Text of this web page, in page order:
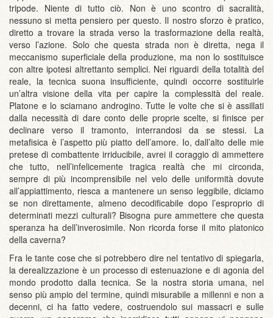
tripode. Niente di tutto ciò. Non è uno scontro di sacralità,
nessuno si metta pensiero per questo. Il nostro sforzo è pratico,
diretto a trovare la strada verso la trasformazione della realtà,
verso l’azione. Solo che questa strada non è diretta, nega il
meccanismo superficiale della produzione, ma non lo sostituisce
con altre ipotesi altrettanto semplici. Nei riguardi della totalità del
reale, la tecnica suona insufficiente, quindi occorre sostituirle
un’altra visione della vita per capire la complessità del reale.
Platone e lo sciamano androgino. Tutte le volte che si è assillati
dalla necessità di dare conto delle proprie scelte, si finisce per
declinare verso il tramonto, interrandosi da se stessi. La
metafisica è l’aspetto più piatto dell’amore. Io, dall’alto delle mie
pretese di combattente irriducibile, avrei il coraggio di ammettere
che tutto, nell’infelicemente tragica realtà che mi circonda,
sempre di più incomprensibile nel velo delle uniformità dovute
all’appiattimento, riesca a mantenere un senso leggibile, diciamo
se non direttamente, almeno decodificabile dopo l’esproprio di
determinati mezzi culturali? Bisogna pure ammettere che questa
speranza ha dell’inverosimile. Non ricorda forse il mito platonico
della caverna?
Fra le tante cose che si potrebbero dire nel tentativo di spiegarla,
la derealizzazione è un processo di estenuazione e di agonia del
mondo prodotto dalla tecnica. Se la nostra storia umana, nel
senso più ampio del termine, quindi misurabile a millenni e non a
decenni, ci ha fatto vedere, costruendolo sui massacri e sulle